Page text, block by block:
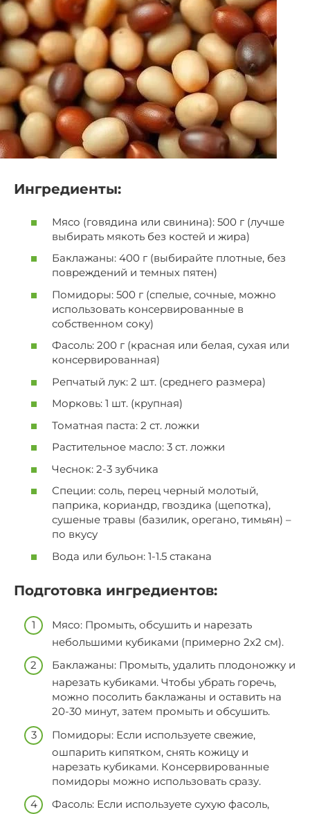
Ингредиенты:
Мясо (говядина или свинина): 500 г (лучше
выбирать мякоть без костей и жира)
Баклажаны: 400 г (выбирайте плотные, без
повреждений и темных пятен)
Помидоры: 500 г (спелые, сочные, можно
использовать консервированные в
собственном соку)
Фасоль: 200 г (красная или белая, сухая или
консервированная)
Репчатый лук: 2 шт. (среднего размера)
Морковь: 1 шт. (крупная)
Томатная паста: 2 ст. ложки
Растительное масло: 3 ст. ложки
Чеснок: 2-3 зубчика
Специи: соль, перец черный молотый,
паприка, кориандр, гвоздика (щепотка),
сушеные травы (базилик, орегано, тимьян) –
по вкусу
Вода или бульон: 1-1.5 стакана
Подготовка ингредиентов:
Мясо: Промыть, обсушить и нарезать
небольшими кубиками (примерно 2х2 см).
Баклажаны: Промыть, удалить плодоножку и
нарезать кубиками. Чтобы убрать горечь,
можно посолить баклажаны и оставить на
20-30 минут, затем промыть и обсушить.
Помидоры: Если используете свежие,
ошпарить кипятком, снять кожицу и
нарезать кубиками. Консервированные
помидоры можно использовать сразу.
Фасоль: Если используете сухую фасоль,